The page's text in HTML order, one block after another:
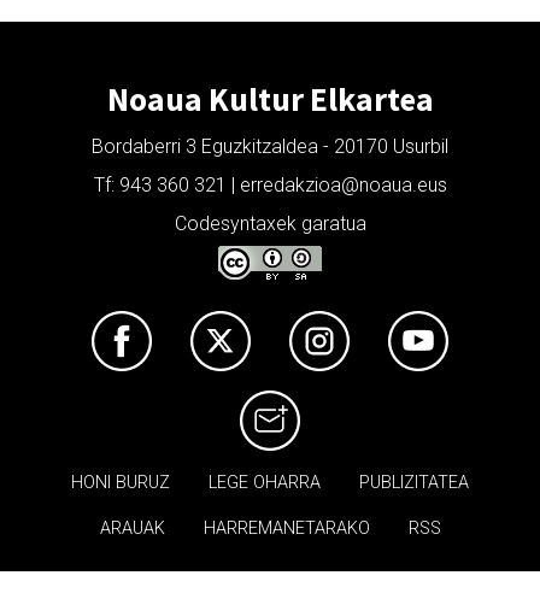
Noaua Kultur Elkartea
Bordaberri 3 Eguzkitzaldea - 20170 Usurbil
Tf: 943 360 321 | erredakzioa@noaua.eus
Codesyntaxek garatua
HONI BURUZ LEGE OHARRA PUBLIZITATEA
ARAUAK HARREMANETARAKO RSS